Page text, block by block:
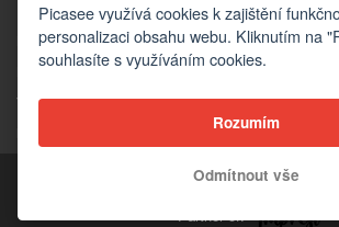
Kontakty
Kontaktní formulář
Velkoobchod
Copyright © 2026 Picasee
Partner of:
Picasee využívá cookies k zajištění
personalizaci obsahu webu. Kliknutím na
souhlasíte s využíváním cookies.
Rozumím
Odmítnout vše